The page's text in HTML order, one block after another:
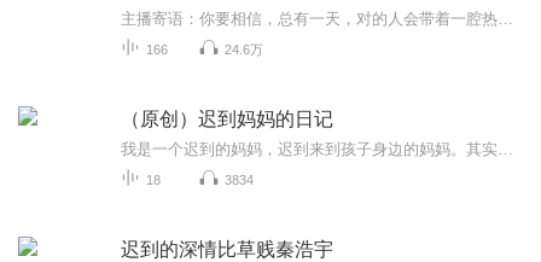
166 24.6万
（原创）迟到妈妈的日记
18 3834
迟到的深情比草贱秦浩宇